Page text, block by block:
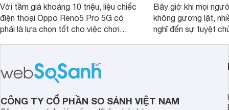
Với tầm giá khoảng 10 triệu, liệu chiếc
điện thoại Oppo Reno5 Pro 5G có
phải là lựa chọn tốt cho việc chơi
Bây giờ khi mọi
không gương lật,
nghĩ đến sự tuyệt
công việc của
cảm biến DSLR
CÔNG TY CỔ PHẦN SO SÁNH VIỆT NAM